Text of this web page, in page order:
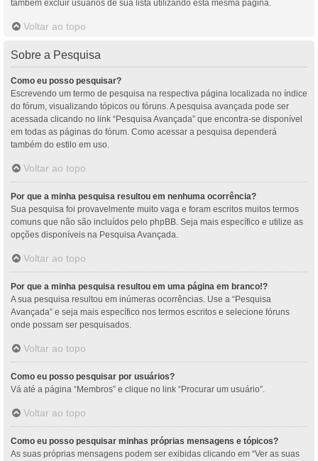
também excluir usuários de sua lista utilizando esta mesma página.
Voltar ao topo
Sobre a Pesquisa
Como eu posso pesquisar?
Escrevendo um termo de pesquisa na respectiva página localizada no índice
do fórum, visualizando tópicos ou fóruns. A pesquisa avançada pode ser
acessada clicando no link “Pesquisa Avançada” que encontra-se disponível
em todas as páginas do fórum. Como acessar a pesquisa dependerá
também do estilo em uso.
Voltar ao topo
Por que a minha pesquisa resultou em nenhuma ocorrência?
Sua pesquisa foi provavelmente muito vaga e foram escritos muitos termos
comuns que não são incluídos pelo phpBB. Seja mais específico e utilize as
opções disponíveis na Pesquisa Avançada.
Voltar ao topo
Por que a minha pesquisa resultou em uma página em branco!?
A sua pesquisa resultou em inúmeras ocorrências. Use a “Pesquisa
Avançada” e seja mais específico nos termos escritos e selecione fóruns
onde possam ser pesquisados.
Voltar ao topo
Como eu posso pesquisar por usuários?
Vá até a página “Membros” e clique no link “Procurar um usuário”.
Voltar ao topo
Como eu posso pesquisar minhas próprias mensagens e tópicos?
As suas próprias mensagens podem ser exibidas clicando em “Ver as suas